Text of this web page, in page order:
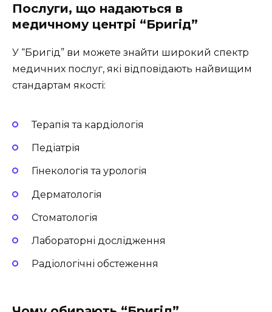
Послуги, що надаються в
медичному центрі “Бригід”
У “Бригід” ви можете знайти широкий спектр
медичних послуг, які відповідають найвищим
стандартам якості:
Терапія та кардіологія
Педіатрія
Гінекологія та урологія
Дерматологія
Стоматологія
Лабораторні дослідження
Радіологічні обстеження